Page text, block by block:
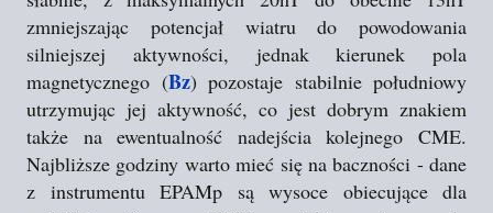
zmniejszając potencjał wiatru do powodowania
silniejszej aktywności, jednak kierunek pola
magnetycznego (Bz) pozostaje stabilnie południowy
utrzymując jej aktywność, co jest dobrym znakiem
także na ewentualność nadejścia kolejnego CME.
Najbliższe godziny warto mieć się na baczności - dane
z instrumentu EPAMp są wysoce obiecujące dla